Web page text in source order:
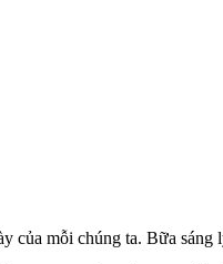
của mỗi chúng ta. Bữa